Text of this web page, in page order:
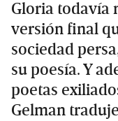
Gloria todavía
versión final
sociedad
su poesía. Y
poetas
Gelman